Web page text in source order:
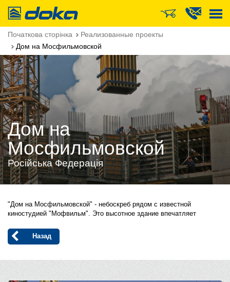
Doka
Початкова сторінка
Реализованные проекты
Дом на Мосфильмовской
Дом на
Мосфильмовской
Російська Федерація
"Дом на Мосфильмовской" - небоскреб рядом с известной
киностудией "Мофвильм". Это высотное здание впечатляет
Назад